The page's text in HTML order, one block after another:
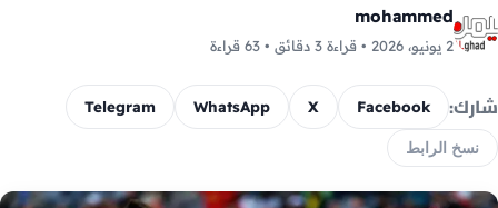
mohammed
2 يونيو، 2026 • قراءة 3 دقائق • 63 قراءة
شارك: Facebook
X
WhatsApp
Telegram
نسخ الرابط